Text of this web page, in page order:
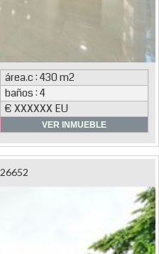
área.c : 430 m2
baños : 4
€ XXXXXX EU
VER INMUEBLE
26652